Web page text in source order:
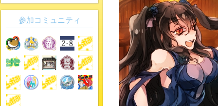
参加コミュニティ